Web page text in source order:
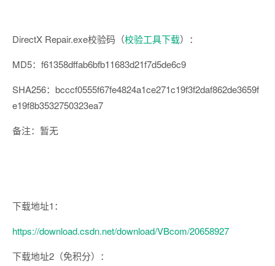
DirectX Repair.exe校验码（校验工具下载）：
MD5：f61358dffab6bfb11683d21f7d5de6c9
SHA256：bcccf0555f67fe4824a1ce271c19f3f2daf862de3659f
e19f8b3532750323ea7
备注：暂无
下载地址1：
https://download.csdn.net/download/VBcom/20658927
下载地址2（免积分）：